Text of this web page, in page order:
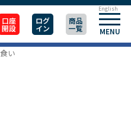
口座
開設
ログ
イン
商品
一覧 MENU
English
い